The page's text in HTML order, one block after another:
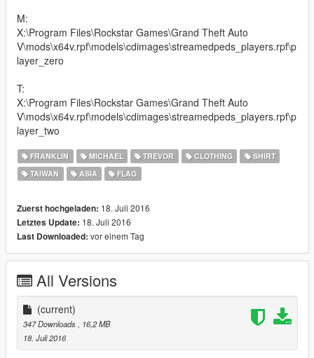
M:
X:\Program Files\Rockstar Games\Grand Theft Auto
V\mods\x64v.rpf\models\cdimages\streamedpeds_players.rpf\p
layer_zero
T:
X:\Program Files\Rockstar Games\Grand Theft Auto
V\mods\x64v.rpf\models\cdimages\streamedpeds_players.rpf\p
layer_two
FRANKLIN MICHAEL TREVOR CLOTHING
SHIRT
TAIWAN
ASIA FLAG
Zuerst hochgeladen: 18. Juli 2016
Letztes Update: 18. Juli 2016
Last Downloaded: vor einem Tag
All Versions
(current)
347 Downloads
, 16,2 MB
18. Juli 2016